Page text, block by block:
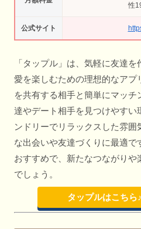
性
公式サイト
「タップル」は、気軽に友達
愛を楽しむための理想的なアプ
を共有する相手と簡単にマッ
達やデート相手を見つけやすい
ンドリーでリラックスした雰
な出会いや友達づくりに最適で
おすすめで、新たなつながりや
でしょう。
タップルはこちら